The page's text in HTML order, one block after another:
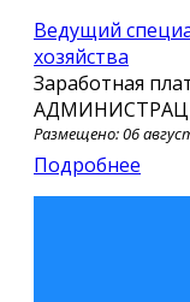
Ведущий специалист управления сельского
хозяйства
Заработная
Размещено: 06
Подробнее